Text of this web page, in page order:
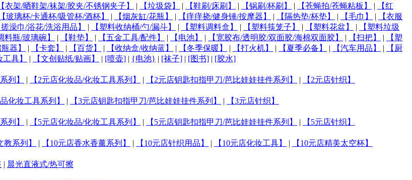
【衣架/晒鞋架/袜架/胶夹/不锈钢夹子】 | 【垃圾袋】 | 【鞋刷/床刷】 | 【锅刷/杯刷】 | 【苍蝇拍/苍蝇粘板】 |
【红
【玻璃杯/卡通杯/吸管杯/酒杯】 | 【烟灰缸/花瓶】 | 【痒痒挠/健身锤/按摩器】 | 【隔热垫/杯垫】 | 【毛巾】 |
【衣服
搓澡巾/浴花/洗浴用品】 | 【塑料收纳桶/勺/漏斗】 | 【塑料调料盒】 | 【塑料筷笼子】 | 【塑料花盆】 |
【塑料垃圾
料瓶/玻璃碗】 | 【鞋垫】 | 【五金工具/配件】 | 【电池】 | 【宽胶布/透明胶/双面胶/海棉双面胶】 | 【扫把】 |
【塑
瓶器】 | 【卡套】 | 【百货】 | 【收纳盒/收纳蓝】 | 【冬季保暖】 | 【打火机】 | 【夏季必备】 | 【汽车用品】 |
【厨
工具】 | 【文创贴纸/贴画】 | [喷壶] | {电池} | [袜子] | [图书] | [胶水]
列】 | 【2元店化妆品/化妆工具系列】 | 【2元店钥匙扣指甲刀/芭比娃娃挂件系列】 |
【2元店针织】
化妆工具系列】 | 【3元店钥匙扣指甲刀/芭比娃娃挂件系列】 |
【3元店针织】
列】 | 【5元店化妆品/化妆工具系列】 | 【5元店钥匙扣指甲刀/芭比娃娃挂件系列】 |
【5元店针织】
教系列】 | 【10元店香水香薰系列】 | 【10元店针织用品】 | 【10元店化妆工具】 |
【10元店精美太空杯】
| 晨光直液式/热可擦